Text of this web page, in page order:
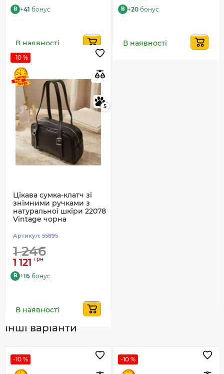
B +41 бонус
В наявності
B +20 бонус
В наявності
-10 %
5
Цікава сумка-клатч зі
знімними ручками з
натуральної шкіри 22078
Vintage чорна
Артикул: 55895
1 246
1 121 грн
B +16 бонус
В наявності
Інші варіанти
-10 % -10 %